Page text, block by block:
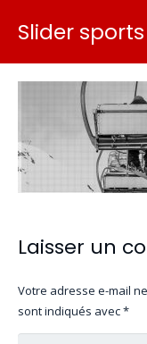
Slider
Laisser un
Votre adresse e-mail
sont indiqués avec*